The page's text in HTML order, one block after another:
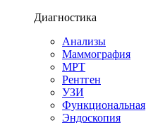
Диагностика
Анализы
Маммография
МРТ
Рентген
УЗИ
Функциональная
Эндоскопия